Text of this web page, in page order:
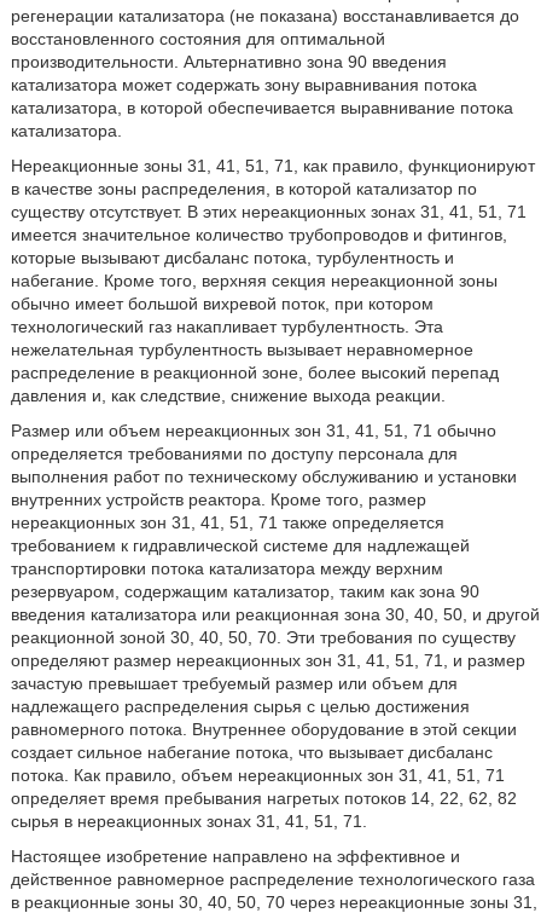
регенерации катализатора (не показана) восстанавливается до
восстановленного состояния для оптимальной
производительности. Альтернативно зона 90 введения
катализатора может содержать зону выравнивания потока
катализатора, в которой обеспечивается выравнивание потока
катализатора.
Нереакционные зоны 31, 41, 51, 71, как правило, функционируют
в качестве зоны распределения, в которой катализатор по
существу отсутствует. В этих нереакционных зонах 31, 41, 51, 71
имеется значительное количество трубопроводов и фитингов,
которые вызывают дисбаланс потока, турбулентность и
набегание. Кроме того, верхняя секция нереакционной зоны
обычно имеет большой вихревой поток, при котором
технологический газ накапливает турбулентность. Эта
нежелательная турбулентность вызывает неравномерное
распределение в реакционной зоне, более высокий перепад
давления и, как следствие, снижение выхода реакции.
Размер или объем нереакционных зон 31, 41, 51, 71 обычно
определяется требованиями по доступу персонала для
выполнения работ по техническому обслуживанию и установки
внутренних устройств реактора. Кроме того, размер
нереакционных зон 31, 41, 51, 71 также определяется
требованием к гидравлической системе для надлежащей
транспортировки потока катализатора между верхним
резервуаром, содержащим катализатор, таким как зона 90
введения катализатора или реакционная зона 30, 40, 50, и другой
реакционной зоной 30, 40, 50, 70. Эти требования по существу
определяют размер нереакционных зон 31, 41, 51, 71, и размер
зачастую превышает требуемый размер или объем для
надлежащего распределения сырья с целью достижения
равномерного потока. Внутреннее оборудование в этой секции
создает сильное набегание потока, что вызывает дисбаланс
потока. Как правило, объем нереакционных зон 31, 41, 51, 71
определяет время пребывания нагретых потоков 14, 22, 62, 82
сырья в нереакционных зонах 31, 41, 51, 71.
Настоящее изобретение направлено на эффективное и
действенное равномерное распределение технологического газа
в реакционные зоны 30, 40, 50, 70 через нереакционные зоны 31,